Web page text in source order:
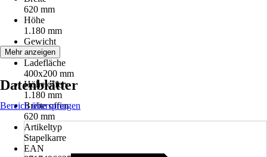
620 mm
Höhe
1.180 mm
Gewicht
11 kg
Ladefläche
400x200 mm
Höhe offen
1.180 mm
Breite offen
620 mm
Artikeltyp
Stapelkarre
EAN
Mehr anzeigen
Datenblätter
Bereich überspringen